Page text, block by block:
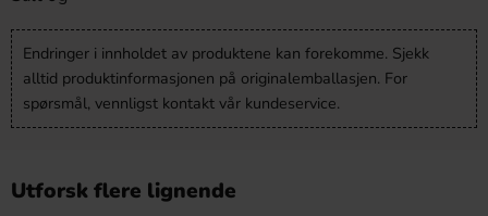
Endringer i innholdet av produktene kan forekomme. Sjekk
alltid produktinformasjonen på originalemballasjen. For
spørsmål, vennligst kontakt vår kundeservice.
Utforsk flere lignende